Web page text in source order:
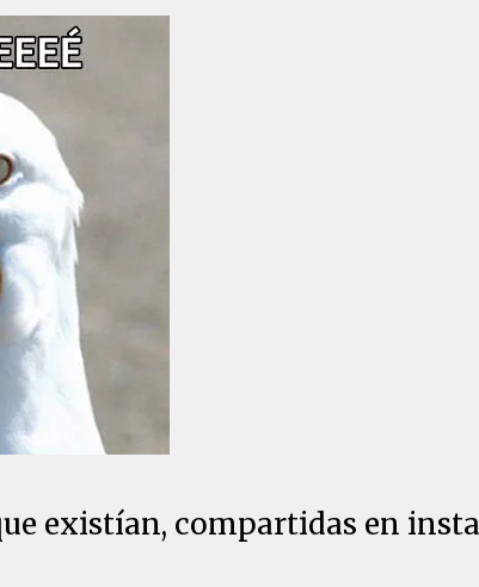
existían, compartidas en